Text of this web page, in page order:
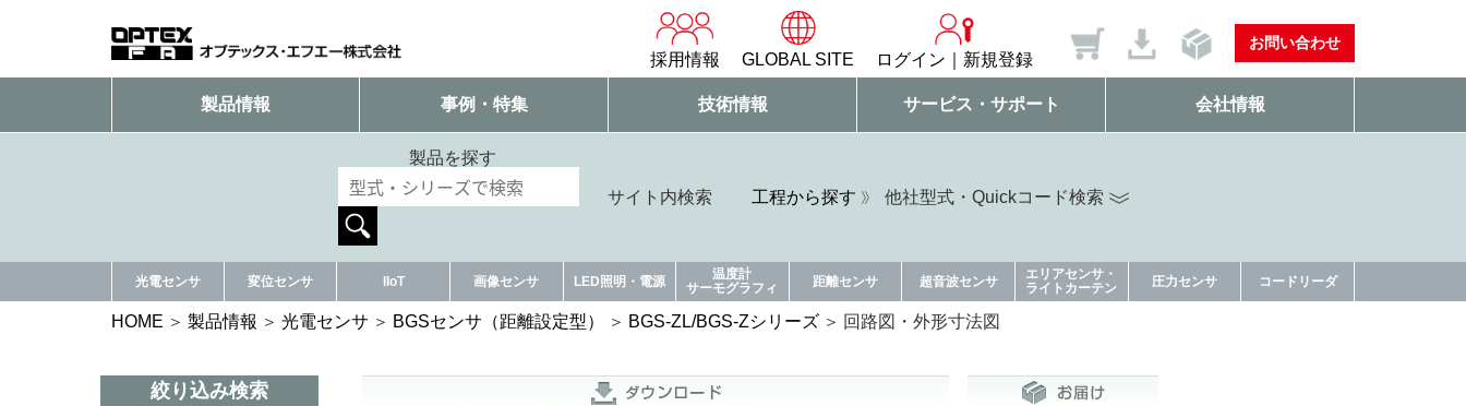
採用情報 GLOBAL SITE ログイン 新規登録
お問い合わせ
製品情報 事例・特集 技術情報 サービス・サポート 会社情報
製品を探す
サイト内検索 工程から探す 他社型式・Quickコード検索
光電センサ 変位センサ IIoT 画像センサ LED照明・電源
温度計
サーモグラフィ
距離センサ 超音波センサ
エリアセンサ・
ライトカーテン
圧力センサ コードリーダ
HOME 製品情報 光電センサ BGSセンサ（距離設定型） BGS-ZL/BGS-Zシリーズ 回路図・外形寸法図
絞り込み検索